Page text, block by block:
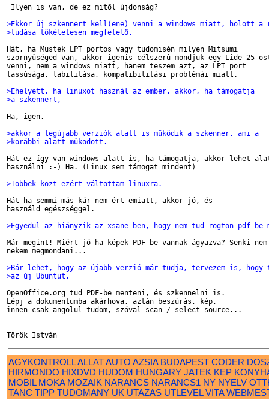
Ilyen is van, de ez mitõl újdonság?
>Ekkor új szkennert kell(ene) venni a windows miatt, holott a
>tudása tökéletesen megfelelõ.
Hát, ha Mustek LPT portos vagy tudomisén milyen Mitsumi
szörnyûséged van, akkor igenis célszerû mondjuk egy Lide 25-
venni, nem a windows miatt, hanem teszem azt, az LPT port
lassúsága, labilitása, kompatibilitási problémái miatt.
>Ehelyett, ha linuxot használ az ember, akkor, ha támogatja
>a szkennert,
Ha, igen.
>akkor a legújabb verziók alatt is mûködik a szkenner, ami a
>korábbi alatt mûködött.
Hát ez így van windows alatt is, ha támogatja, akkor lehet
használni :-) Ha. (Linux sem támogat mindent)
>Többek közt ezért váltottam linuxra.
Hát ha semmi más kár nem ért emiatt, akkor jó, és
használd egészséggel.
>Egyedül az hiányzik az xsane-ben, hogy nem tud rögtön pdf-be
Már megint! Miért jó ha képek PDF-be vannak ágyazva? Senki
nekem megmondani...
>Bár lehet, hogy az újabb verzió már tudja, tervezem is, hogy
>az új Ubuntut.
OpenOffice.org tud PDF-be menteni, és szkennelni is.
Lépj a dokumentumba akárhova, aztán beszúrás, kép,
innen csak angolul tudom, szóval scan / select source...
--
AGYKONTROLLALLATAUTO AZSIA BUDAPEST CODER
HIRMONDO HIXDVD HUDOM HUNGARY JATEK KEP
MOBIL MOKA MOZAIK NARANCS NARANCS1 NY NYELV
TANC TIPP TUDOMANY UK UTAZAS UTLEVEL VITA